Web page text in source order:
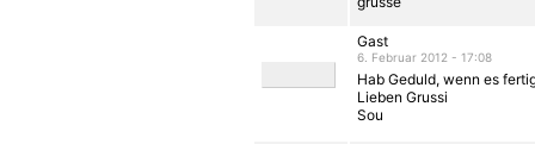
Gast
6. Februar 2012 - 17:08
Hab Geduld, wenn es
Lieben Grussi
Sou